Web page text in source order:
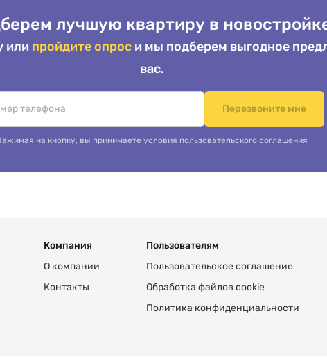
лучшую квартиру в
или пройдите опрос и мы подберем выгодное
вас.
Перезвоните мне
на кнопку, вы принимаете условия пользовательского соглашения
Компания
О компании
Контакты
Пользователям
Пользовательское соглашение
Обработка файлов cookie
Политика конфиденциальности